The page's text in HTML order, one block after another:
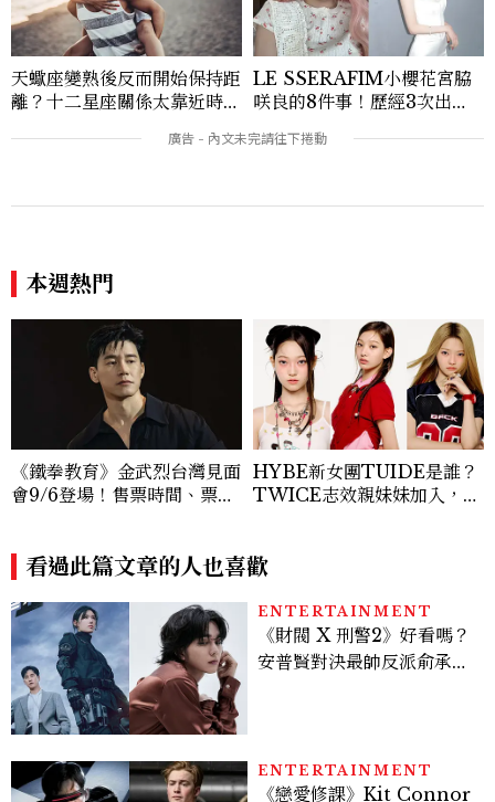
天蠍座變熟後反而開始保持距
離？十二星座關係太靠近時最
LE SSERAFIM小櫻花宮脇
咲良的8件事！歷經3次出
王、靠「這招」養成17吋螞蟻
本週熱門
《鐵拳教育》金武烈台灣見面
會9/6登場！售票時間、票
HYBE新女團TUIDE是誰？
TWICE志效親妹妹加入，7
看過此篇文章的人也喜歡
ENTERTAINMENT
《財閥 X 刑警2》好看嗎？
安普賢對決最帥反派俞承
多大？
ENTERTAINMENT
《戀愛修課》Kit Connor